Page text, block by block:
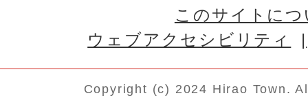
このサイトに
ウェブアクセシビリティ
Copyright (c) 2024 Hirao Town.